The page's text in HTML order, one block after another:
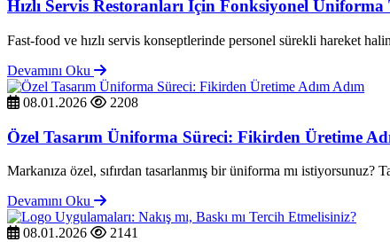
Hızlı Servis Restoranları İçin Fonksiyonel Üniforma
Fast-food ve hızlı servis konseptlerinde personel sürekli hareket
Devamını Oku
08.01.2026 2208
Özel Tasarım Üniforma Süreci: Fikirden Üretime
Markanıza özel, sıfırdan tasarlanmış bir üniforma mı istiyorsunuz?
Devamını Oku
08.01.2026 2141